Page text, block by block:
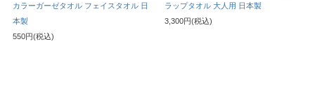
カラーガーゼタオル フェイスタオル 日
本製
550円(税込)
ラップタオル 大人用 日本製
3,300円(税込)